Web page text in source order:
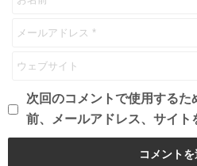
次回のコメントで使用するた
前、メールアドレス、サイト